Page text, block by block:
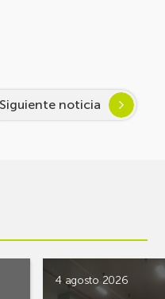
Siguiente noticia
4 agosto 2026